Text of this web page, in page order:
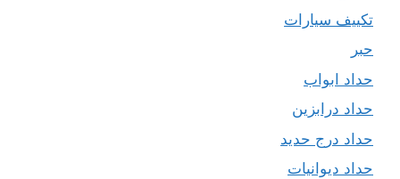
تكييف سيارات
حبر
حداد ابواب
حداد درابزين
حداد درج حديد
حداد ديوانيات